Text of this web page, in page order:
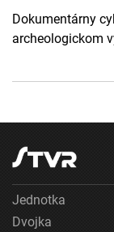
Dokumentárny
archeologickom
Jednotka
Dvojka